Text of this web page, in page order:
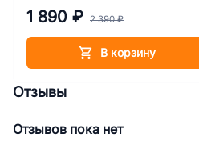
1 890 ₽ 2 390 ₽
В корзину
Отзывы
Отзывов пока нет